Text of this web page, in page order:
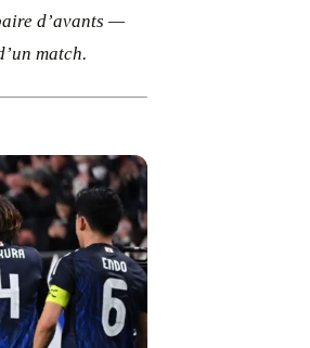
d’avants —
match.